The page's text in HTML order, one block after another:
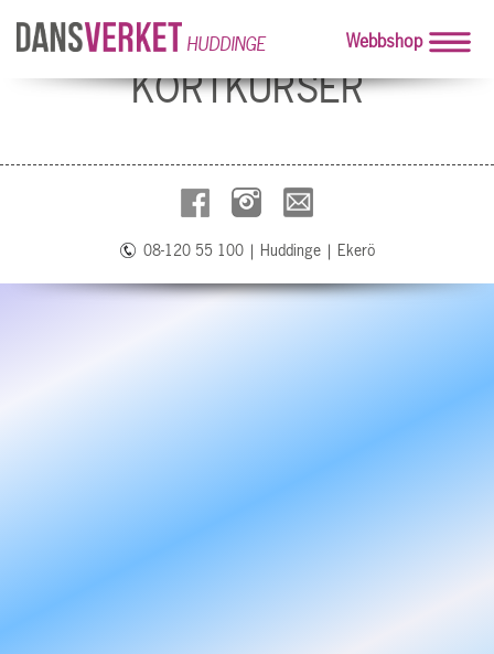
HUDDINGE Webbshop
KORTKURSER
08-120 55 100 | Huddinge | Ekerö